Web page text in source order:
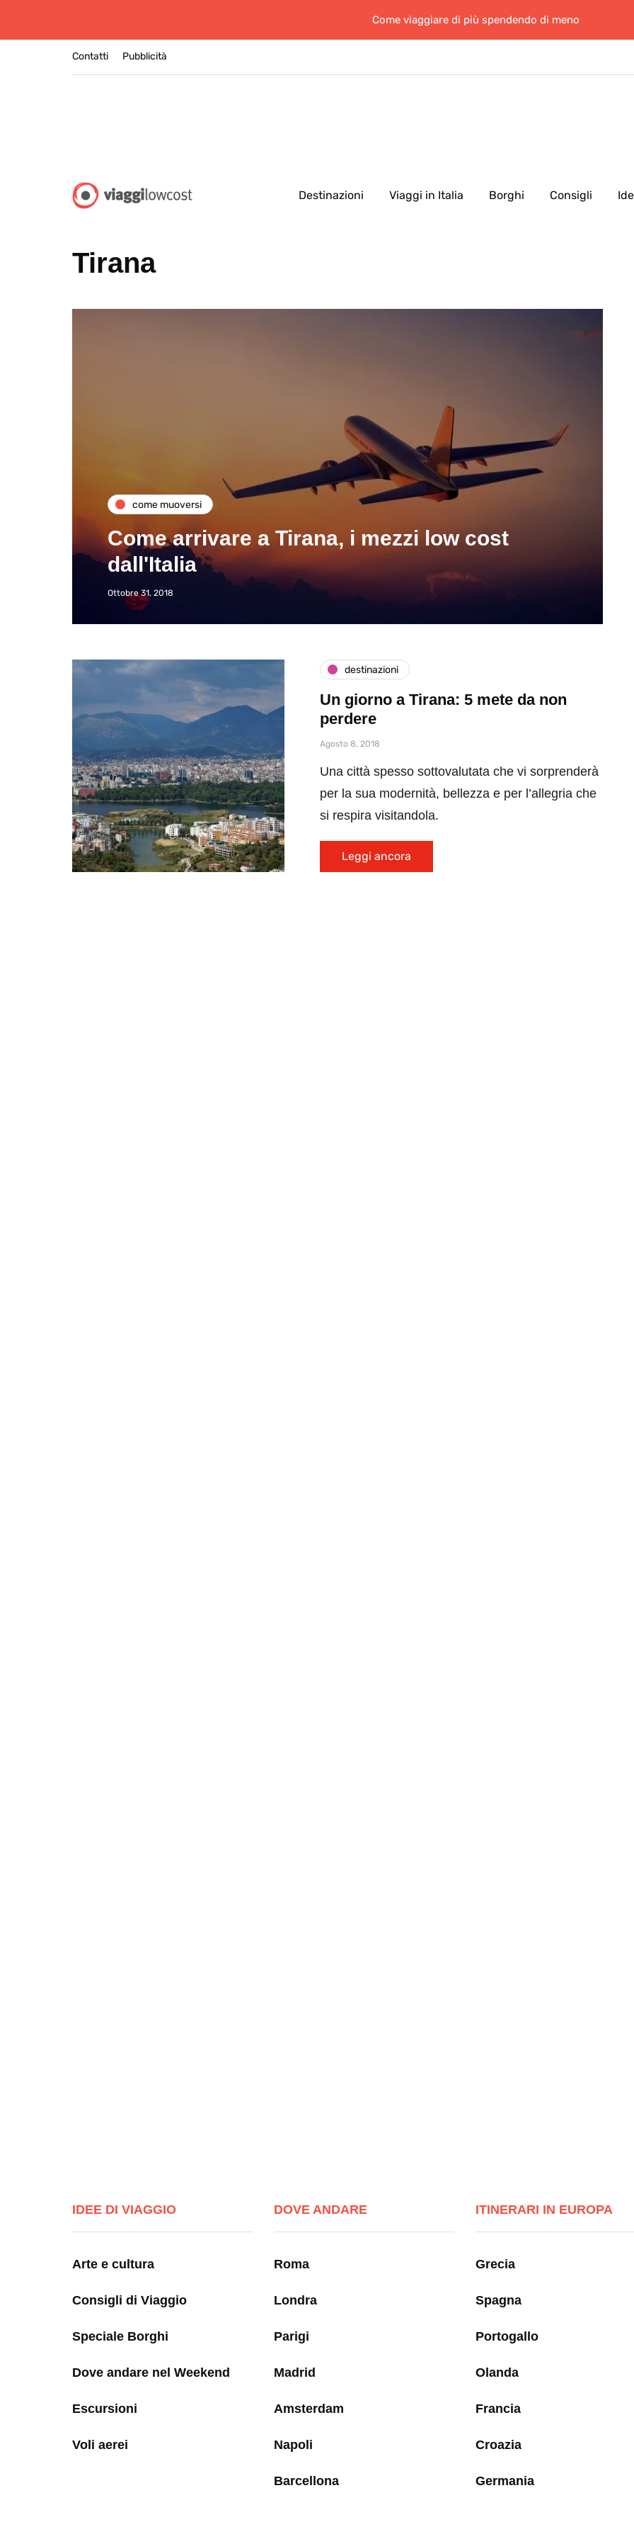
Come viaggiare di più spendendo di meno
Contatti Pubblicità
Destinazioni Viaggi in Italia Borghi Consigli
Tirana
come muoversi
Come arrivare a Tirana, i mezzi low cost
dall'Italia
Ottobre 31, 2018
destinazioni
Un giorno a Tirana: 5 mete da non
perdere
Agosto 8, 2018
Una città spesso sottovalutata che vi sorprenderà
per la sua modernità, bellezza e per l’allegria che
si respira visitandola.
Leggi ancora
IDEE DI VIAGGIO
Arte e cultura
Consigli di Viaggio
Speciale Borghi
Dove andare nel Weekend
Escursioni
Voli aerei
DOVE ANDARE
Roma
Londra
Parigi
Madrid
Amsterdam
Napoli
Barcellona
ITINERARI IN EUROPA
Grecia
Spagna
Portogallo
Olanda
Francia
Croazia
Germania